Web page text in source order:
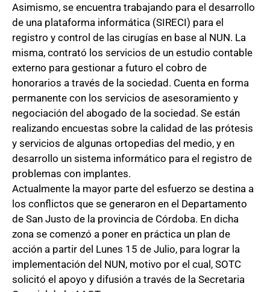
Asimismo, se encuentra trabajando para el desarrollo
de una plataforma informática (SIRECI) para el
registro y control de las cirugías en base al NUN. La
misma, contrató los servicios de un estudio contable
externo para gestionar a futuro el cobro de
honorarios a través de la sociedad. Cuenta en forma
permanente con los servicios de asesoramiento y
negociación del abogado de la sociedad. Se están
realizando encuestas sobre la calidad de las prótesis
y servicios de algunas ortopedias del medio, y en
desarrollo un sistema informático para el registro de
problemas con implantes.
Actualmente la mayor parte del esfuerzo se destina a
los conflictos que se generaron en el Departamento
de San Justo de la provincia de Córdoba. En dicha
zona se comenzó a poner en práctica un plan de
acción a partir del Lunes 15 de Julio, para lograr la
implementación del NUN, motivo por el cual, SOTC
solicitó el apoyo y difusión a través de la Secretaria